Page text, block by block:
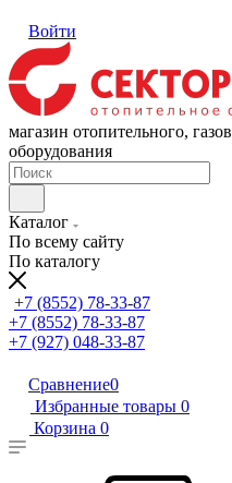
Войти
магазин отопительного,
оборудования
Каталог
По всему сайту
По каталогу
+7 (8552) 78-33-87
+7 (8552) 78-33-87
+7 (927) 048-33-87
Сравнение0
Избранные товары 0
Корзина 0